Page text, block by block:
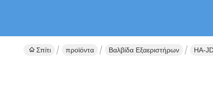
Σπίτι προϊόντα Βαλβίδα Εξαεριστήρων HA-